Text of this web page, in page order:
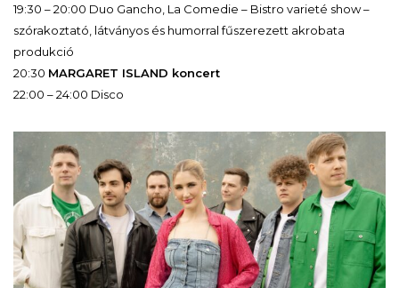
19:30 – 20:00 Duo Gancho, La Comedie – Bistro varieté show –
szórakoztató, látványos és humorral fűszerezett akrobata
produkció
20:30 MARGARET ISLAND koncert
22:00 – 24:00 Disco